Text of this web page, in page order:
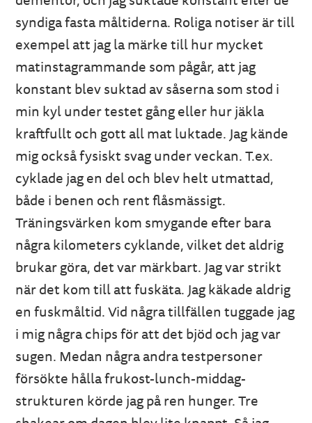
syndiga fasta måltiderna. Roliga notiser är till
exempel att jag la märke till hur mycket
matinstagrammande som pågår, att jag
konstant blev suktad av såserna som stod i
min kyl under testet gång eller hur jäkla
kraftfullt och gott all mat luktade. Jag kände
mig också fysiskt svag under veckan. T.ex.
cyklade jag en del och blev helt utmattad,
både i benen och rent flåsmässigt.
Träningsvärken kom smygande efter bara
några kilometers cyklande, vilket det aldrig
brukar göra, det var märkbart. Jag var strikt
när det kom till att fuskäta. Jag käkade aldrig
en fuskmåltid. Vid några tillfällen tuggade jag
i mig några chips för att det bjöd och jag var
sugen. Medan några andra testpersoner
försökte hålla frukost-lunch-middag-
strukturen körde jag på ren hunger. Tre